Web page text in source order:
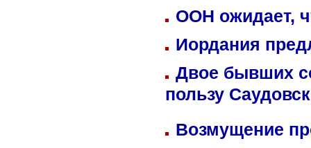
ООН ожидает,
Иордания
Двое бывших
пользу
Возмущение